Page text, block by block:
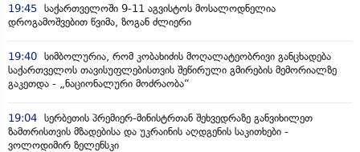
19:45 საქართველოში 9-11 აგვისტოს მოსალოდნელია
დროგამოშვებით წვიმა, ზოგან ძლიერი
19:40 სიმბოლურია, რომ კობახიძის მოღალატეობრივი განცხადება
საქართველოს თავისუფლებისთვის შეწირული გმირების მემორიალზე
გაკეთდა - „ნაციონალური მოძრაობა“
19:04 სერბეთის პრემიერ-მინისტრთან შეხვედრაზე განვიხილეთ
ზამთრისთვის მზადებისა და უკრაინის აღდგენის საკითხები -
ვოლოდიმირ ზელენსკი